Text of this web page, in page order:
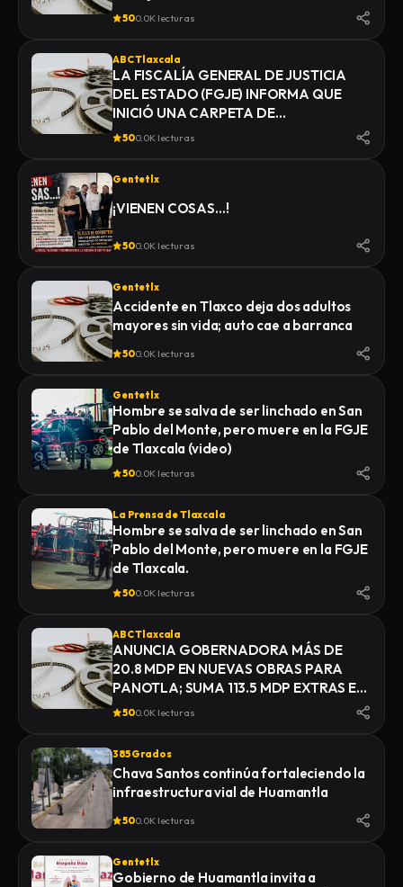
500.0K lecturas
ABC Tlaxcala
LA FISCALÍA GENERAL DE JUSTICIA
DEL ESTADO (FGJE) INFORMA QUE
INICIÓ UNA CARPETA DE
INVESTIGACIÓN POR EL DELITO DE
MIENTRAS ERA TRASLADADO POR
ELEMENTOS DE LA POLICÍA MUNICIPAL
INSTITUTO DE CIENCIAS FORENSES
CERTIFICADO MÉDICO
CORRESPONDIENTE
500.0K lecturas
Gentetlx
¡VIENEN COSAS…!
500.0K lecturas
Gentetlx
Accidente en Tlaxco deja dos adultos
mayores sin vida; auto cae a barranca
500.0K lecturas
Gentetlx
Hombre se salva de ser linchado en San
Pablo del Monte, pero muere en la FGJE
de Tlaxcala (video)
500.0K lecturas
La Prensa de Tlaxcala
Hombre se salva de ser linchado en San
Pablo del Monte, pero muere en la FGJE
de Tlaxcala.
500.0K lecturas
ABC Tlaxcala
ANUNCIA GOBERNADORA MÁS DE
20.8 MDP EN NUEVAS OBRAS PARA
PANOTLA; SUMA 113.5 MDP EXTRAS EN
INFRAESTRUCTURA
500.0K lecturas
385 Grados
Chava Santos continúa fortaleciendo la
infraestructura vial de Huamantla
500.0K lecturas
Gentetlx
Gobierno de Huamantla invita a